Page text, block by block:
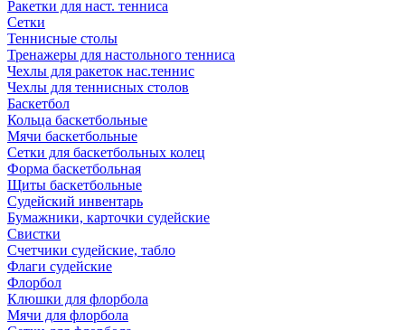
Ракетки для наст. тенниса
Сетки
Теннисные столы
Тренажеры для настольного тенниса
Чехлы для ракеток нас.теннис
Чехлы для теннисных столов
Баскетбол
Кольца баскетбольные
Мячи баскетбольные
Сетки для баскетбольных колец
Форма баскетбольная
Щиты баскетбольные
Судейский инвентарь
Бумажники, карточки судейские
Свистки
Счетчики судейские, табло
Флаги судейские
Флорбол
Клюшки для флорбола
Мячи для флорбола